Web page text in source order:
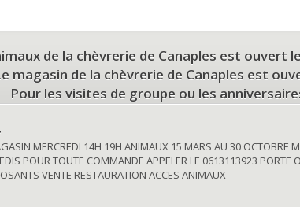
de la chèvrerie de Canaples est ouvert
magasin de la chèvrerie de Canaples est
Pour les visites de groupe ou les
MERCREDI 14H 19H ANIMAUX 15 MARS AU 30 OCTOBRE
POUR TOUTE COMMANDE APPELER LE 0613113923 PORTE
VENTE RESTAURATION ACCES ANIMAUX